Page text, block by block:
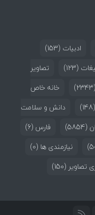
ادبیات (153)
(123)
تصاویر
(2343)
خانه خاص
(148)
دانش و سلامت
(5854) فارس (6)
نیازمندی ها (0)
تصاویر (150)